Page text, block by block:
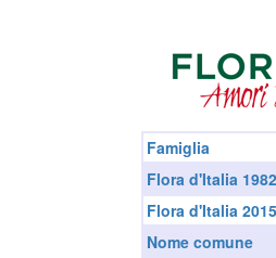
Famiglia
Flora d'Italia 1982
Flora d'Italia 2015
Nome comune